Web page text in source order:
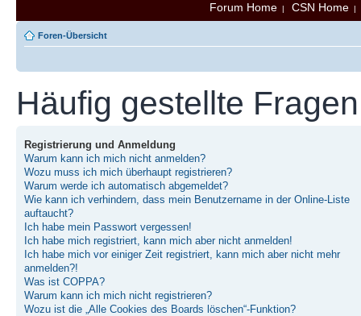
Forum Home | CSN Home
Foren-Übersicht
Häufig gestellte Fragen
Registrierung und Anmeldung
Warum kann ich mich nicht anmelden?
Wozu muss ich mich überhaupt registrieren?
Warum werde ich automatisch abgemeldet?
Wie kann ich verhindern, dass mein Benutzername in der Online-Liste
auftaucht?
Ich habe mein Passwort vergessen!
Ich habe mich registriert, kann mich aber nicht anmelden!
Ich habe mich vor einiger Zeit registriert, kann mich aber nicht mehr
anmelden?!
Was ist COPPA?
Warum kann ich mich nicht registrieren?
Wozu ist die „Alle Cookies des Boards löschen“-Funktion?